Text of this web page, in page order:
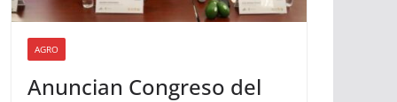
AGRO
Anuncian Congreso del